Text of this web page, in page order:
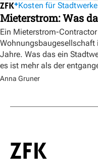
Kosten für Stadtwerke
Mieterstrom: Was
Ein Mieterstrom-
Wohnungsbaugesellschaft
Jahre. Was das ein
es ist mehr als der
Anna Gruner